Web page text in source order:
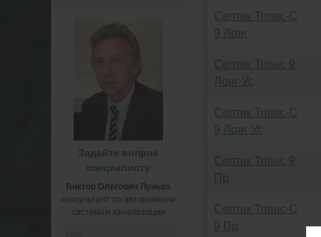
Задайте вопрос
специалисту
Виктор Олегович Лунько
консультант по автономным
системам канализации
Септик Топас-С
9 Лонг
Септик Топас 9
Лонг Ус
Септик Топас-С
9 Лонг Ус
Септик Топас 9
Пр
Септик Топас-С
9 Пр